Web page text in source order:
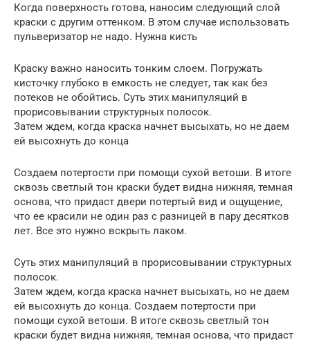
Когда поверхность готова, наносим следующий слой
краски с другим оттенком. В этом случае использовать
пульверизатор не надо. Нужна кисть
Краску важно наносить тонким слоем. Погружать
кисточку глубоко в емкость не следует, так как без
потеков не обойтись. Суть этих манипуляций в
прорисовывании структурных полосок.
Затем ждем, когда краска начнет высыхать, но не даем
ей высохнуть до конца
Создаем потертости при помощи сухой ветоши. В итоге
сквозь светлый тон краски будет видна нижняя, темная
основа, что придаст двери потертый вид и ощущение,
что ее красили не один раз с разницей в пару десятков
лет. Все это нужно вскрыть лаком.
Суть этих манипуляций в прорисовывании структурных
полосок.
Затем ждем, когда краска начнет высыхать, но не даем
ей высохнуть до конца. Создаем потертости при
помощи сухой ветоши. В итоге сквозь светлый тон
краски будет видна нижняя, темная основа, что придаст